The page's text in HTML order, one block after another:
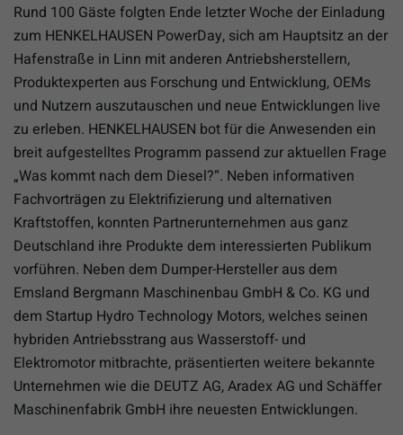
Rund 100 Gäste folgten Ende letzter Woche der Einladung
zum HENKELHAUSEN PowerDay, sich am Hauptsitz an der
Hafenstraße in Linn mit anderen Antriebsherstellern,
Produktexperten aus Forschung und Entwicklung, OEMs
und Nutzern auszutauschen und neue Entwicklungen live
zu erleben. HENKELHAUSEN bot für die Anwesenden ein
breit aufgestelltes Programm passend zur aktuellen Frage
„Was kommt nach dem Diesel?“. Neben informativen
Fachvorträgen zu Elektrifizierung und alternativen
Kraftstoffen, konnten Partnerunternehmen aus ganz
Deutschland ihre Produkte dem interessierten Publikum
vorführen. Neben dem Dumper-Hersteller aus dem
Emsland Bergmann Maschinenbau GmbH & Co. KG und
dem Startup Hydro Technology Motors, welches seinen
hybriden Antriebsstrang aus Wasserstoff- und
Elektromotor mitbrachte, präsentierten weitere bekannte
Unternehmen wie die DEUTZ AG, Aradex AG und Schäffer
Maschinenfabrik GmbH ihre neuesten Entwicklungen.